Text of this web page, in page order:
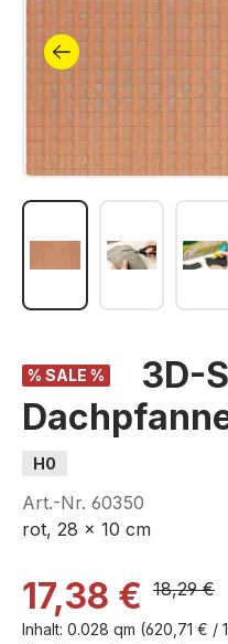
% SALE %
3D-
H0
Art.-Nr. 60350
rot, 28 x 10 cm
17,38 € 18,29 €
Inhalt: 0.028 qm (620,71 € /